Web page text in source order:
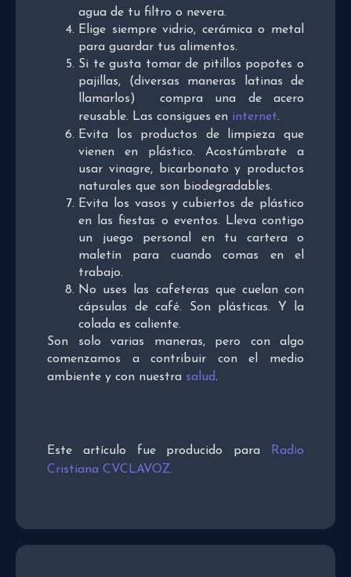
agua de tu filtro o nevera.
Elige siempre vidrio, cerámica o metal
para guardar tus alimentos.
Si te gusta tomar de pitillos popotes o
pajillas, (diversas maneras latinas de
llamarlos) compra una de acero
reusable. Las consigues en internet.
Evita los productos de limpieza que
vienen en plástico. Acostúmbrate a
usar vinagre, bicarbonato y productos
naturales que son biodegradables.
Evita los vasos y cubiertos de plástico
en las fiestas o eventos. Lleva contigo
un juego personal en tu cartera o
maletín para cuando comas en el
trabajo.
No uses las cafeteras que cuelan con
cápsulas de café. Son plásticas. Y la
colada es caliente.
Son solo varias maneras, pero con algo
comenzamos a contribuir con el medio
ambiente y con nuestra salud.
Este artículo fue producido para
Radio
Cristiana CVCLAVOZ.